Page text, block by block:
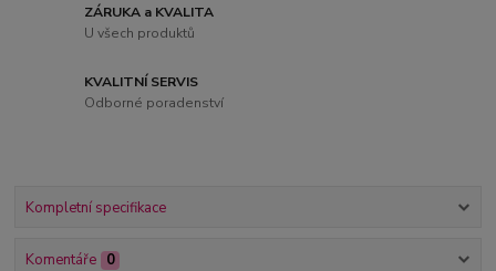
ZÁRUKA a KVALITA
U všech produktů
KVALITNÍ SERVIS
Odborné poradenství
Kompletní specifikace
Komentáře 0